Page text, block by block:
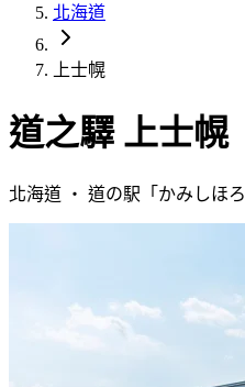
北海道
上士幌
道之驛 上士幌
北海道 ・ 道の駅「 かみしほろ